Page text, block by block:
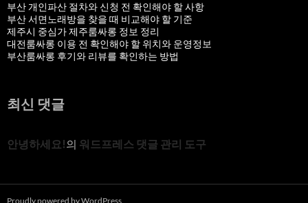
부산 개인파산 절차와 신청 전 확인해야 할 사항
부산 서면노래방을 찾을 때 비교해야 할 기준
제주시 중심가 제주룸싸롱 정보 정리
대전룸싸롱 이용 전 확인해야 할 위치와 운영정보
부산룸싸롱 후기와 리뷰를 확인하는 방법
최신 댓글
안녕하세요!의 워드프레스 댓글 관리 도구
Proudly powered by WordPress